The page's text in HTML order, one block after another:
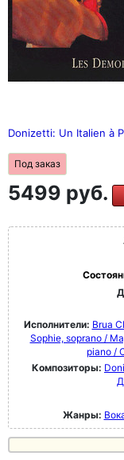
Donizetti: Un Italien à
Под заказ
5499 руб.
Исполнители: Brua
Sophie, soprano /
piano /
Композиторы:
Жанры: